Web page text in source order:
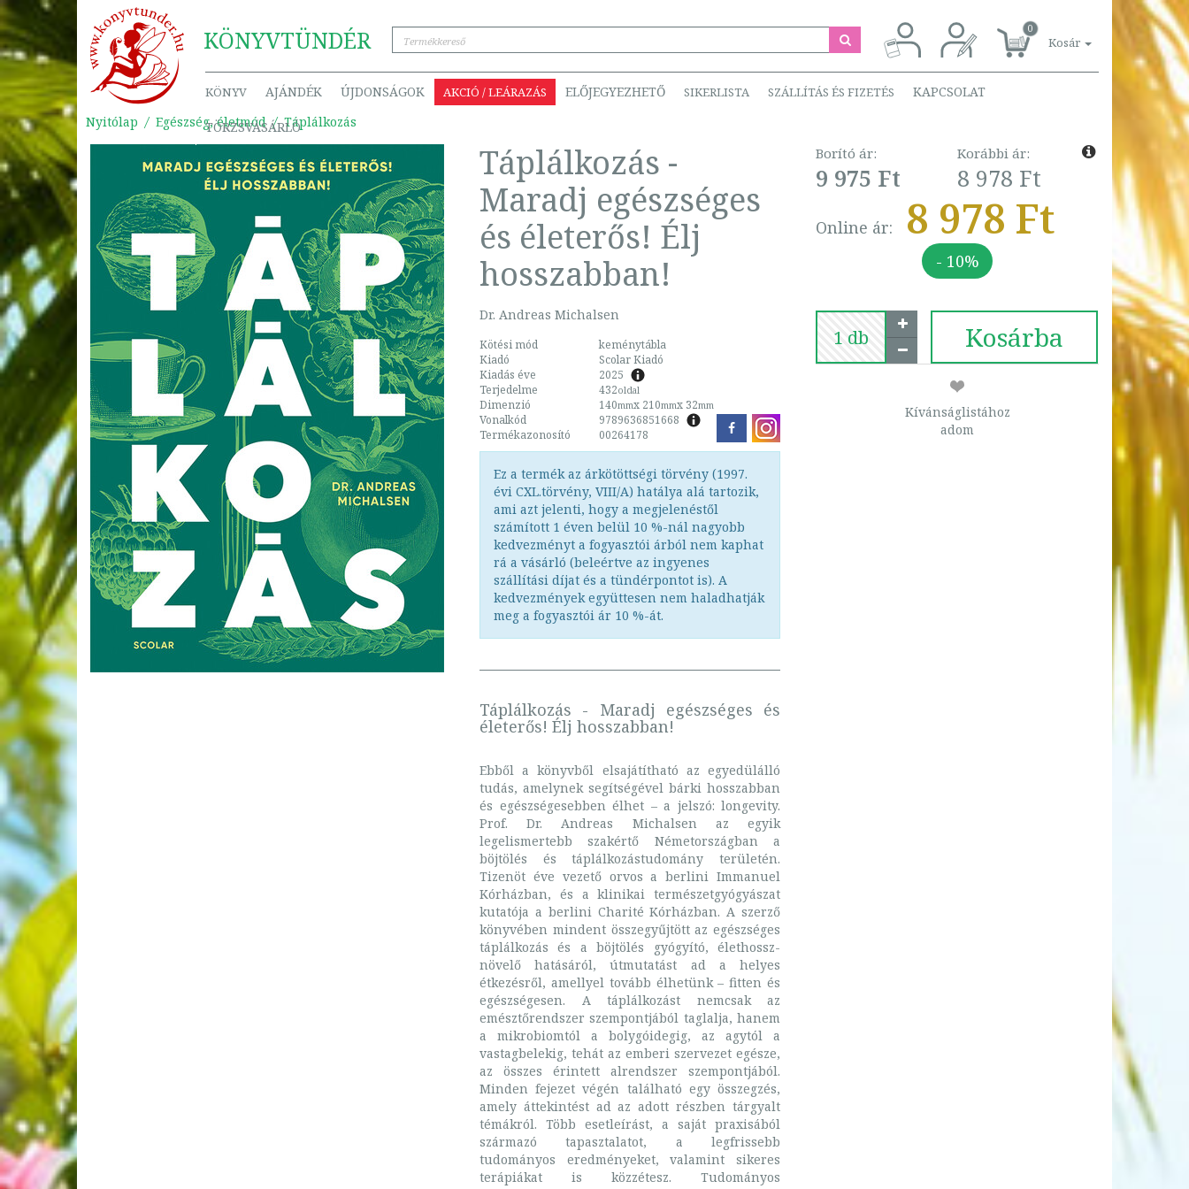
KÖNYVTÜNDÉR 0
Kosár
KÖNYV AJÁNDÉK ÚJDONSÁGOK AKCIÓ / LEÁRAZÁS ELŐJEGYEZHETŐ SIKERLISTA SZÁLLÍTÁS ÉS FIZETÉS KAPCSOLAT
TÖRZSVÁSÁRLÓ
Nyitólap Egészség, életmód Táplálkozás
Táplálkozás -
Maradj egészséges
és életerős! Élj
hosszabban!
Dr. Andreas Michalsen
Kötési mód
keménytábla
Kiadó
Scolar Kiadó
Kiadás éve
2025
Terjedelme
432oldal
Dimenzió 140mmx 210mmx 32mm
Vonalkód
9789636851668
Termékazonosító
00264178
Ez a termék az árkötöttségi törvény (1997.
évi CXL.törvény, VIII/A) hatálya alá tartozik,
ami azt jelenti, hogy a megjelenéstől
számított 1 éven belül 10 %-nál nagyobb
kedvezményt a fogyasztói árból nem kaphat
rá a vásárló (beleértve az ingyenes
szállítási díjat és a tündérpontot is). A
kedvezmények együttesen nem haladhatják
meg a fogyasztói ár 10 %-át.
Táplálkozás - Maradj egészséges és
életerős! Élj hosszabban!
Ebből a könyvből elsajátítható az egyedülálló
tudás, amelynek segítségével bárki hosszabban
és egészségesebben élhet – a jelszó: longevity.
Prof. Dr. Andreas Michalsen az egyik
legelismertebb szakértő Németországban a
böjtölés és táplálkozástudomány területén.
Tizenöt éve vezető orvos a berlini Immanuel
Kórházban, és a klinikai természetgyógyászat
kutatója a berlini Charité Kórházban. A szerző
könyvében mindent összegyűjtött az egészséges
táplálkozás és a böjtölés gyógyító, élethossz-
növelő hatásáról, útmutatást ad a helyes
étkezésről, amellyel tovább élhetünk – fitten és
egészségesen. A táplálkozást nemcsak az
emésztőrendszer szempontjából taglalja, hanem
a mikrobiomtól a bolygóidegig, az agytól a
vastagbelekig, tehát az emberi szervezet egésze,
az összes érintett alrendszer szempontjából.
Minden fejezet végén található egy összegzés,
amely áttekintést ad az adott részben tárgyalt
témákról. Több esetleírást, a saját praxisából
származó tapasztalatot, a legfrissebb
tudományos eredményeket, valamint sikeres
terápiákat is közzétesz. Tudományos
Borító ár:
9 975 Ft
Korábbi ár:
8 978 Ft
Online ár: 8 978 Ft
- 10%
Kosárba
Kívánságlistához
adom